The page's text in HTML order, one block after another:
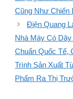
Cũng Như
Điện Quang
Nhà Máy Có
Chuẩn Quốc Tế,
Trình Sản Xuất
Phẩm Ra Thị